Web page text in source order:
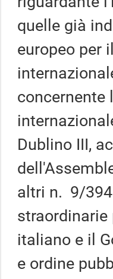
quelle già
europeo per
concernente
Dublino III,
altri n. 9/
straordinarie
italiano e il
e ordine